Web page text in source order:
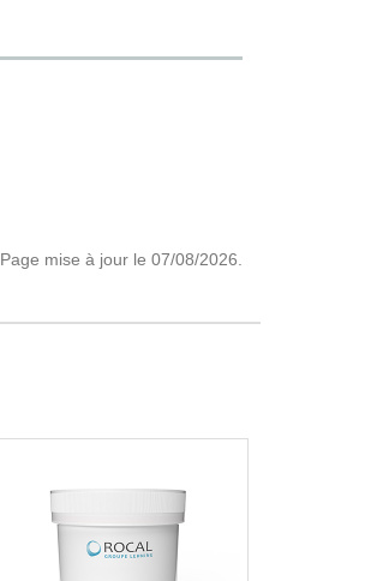
Page mise à jour le 07/08/2026.